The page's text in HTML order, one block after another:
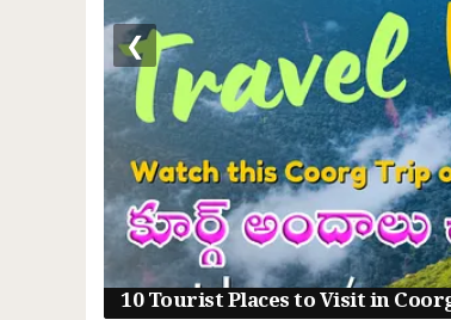
10 Tourist Places to Visit in
❮